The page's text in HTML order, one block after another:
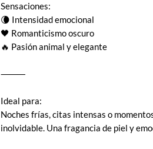
Sensaciones:
🌘 Intensidad emocional
🖤 Romanticismo oscuro
🔥 Pasión animal y elegante
⸻
Ideal para:
Noches frías, citas intensas o
inolvidable. Una fragancia de piel y